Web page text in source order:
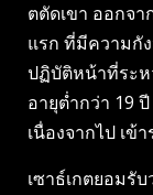
ตตัดเขา ออกจ
แรก ที่มีความกั
ปฏิบัติหน้าที่ระห
อายุต่ำกว่า 19
เนื่องจากไป เข้
เซาธ์เกตยอมรั